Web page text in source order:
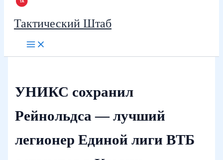
Тактический Штаб
УНИКС сохранил
Рейнольдса — лучший
легионер Единой лиги ВТБ